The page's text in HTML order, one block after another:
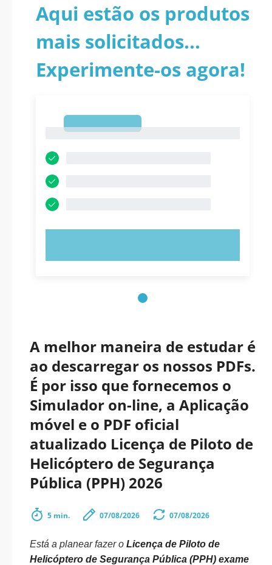
Aqui estão os produtos
mais solicitados...
Experimente-os agora!
A melhor maneira de estudar é
ao descarregar os nossos PDFs.
É por isso que fornecemos o
Simulador on-line, a Aplicação
móvel e o PDF oficial
atualizado Licença de Piloto de
Helicóptero de Segurança
Pública (PPH) 2026
5 min. 07/08/2026 07/08/2026
Está a planear fazer o Licença de Piloto de
Helicóptero de Segurança Pública (PPH) exame